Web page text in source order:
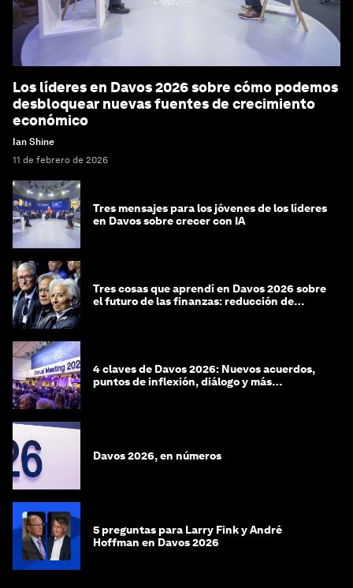
Los líderes en Davos 2026 sobre cómo podemos
desbloquear nuevas fuentes de crecimiento
económico
Ian Shine
11 de febrero de 2026
Tres mensajes para los jóvenes de los líderes
en Davos sobre crecer con IA
Tres cosas que aprendí en Davos 2026 sobre
el futuro de las finanzas: reducción de
4 claves de Davos 2026: Nuevos acuerdos,
puntos de inflexión, diálogo y más
Davos 2026, en números
5 preguntas para Larry Fink y André
Hoffman en Davos 2026